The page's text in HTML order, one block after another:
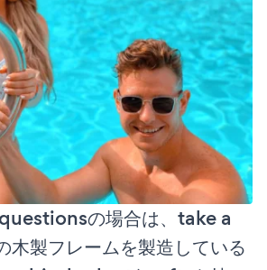
の場合は、take a
製フレームを製造している